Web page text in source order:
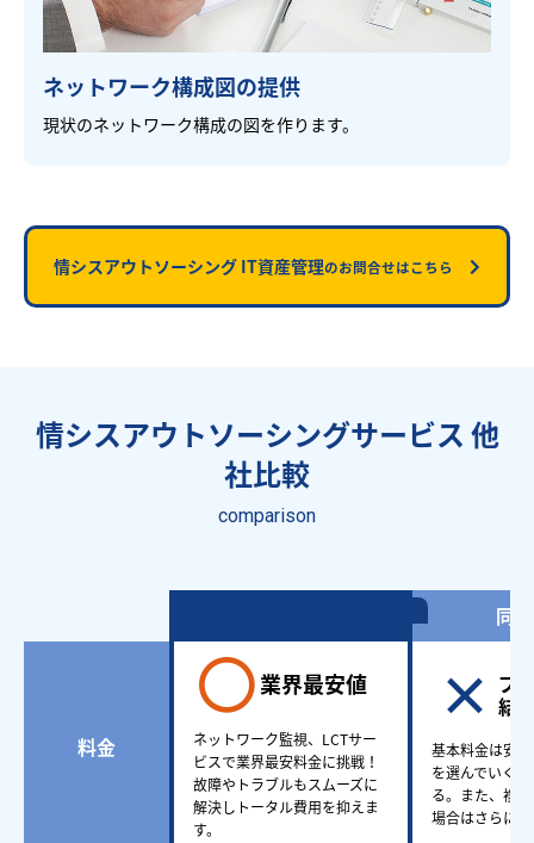
ネットワーク構成図の提供
現状のネットワーク構成の図を作ります。
情シスアウトソーシング IT資産管理のお問合せはこちら
情シスアウトソーシングサービス 他
社比較
comparison
同
料金
業界最安値
ネットワーク監視、LCTサー
ビスで業界最安料金に挑戦！
故障やトラブルもスムーズに
解決しトータル費用を抑えま
す。
プ
結
基本料金は安
を選んでいく
る。また、複
場合はさらに